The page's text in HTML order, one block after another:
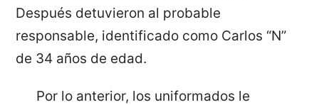
Después detuvieron al probable
responsable, identificado como Carlos “N”
de 34 años de edad.
Por lo anterior, los uniformados le